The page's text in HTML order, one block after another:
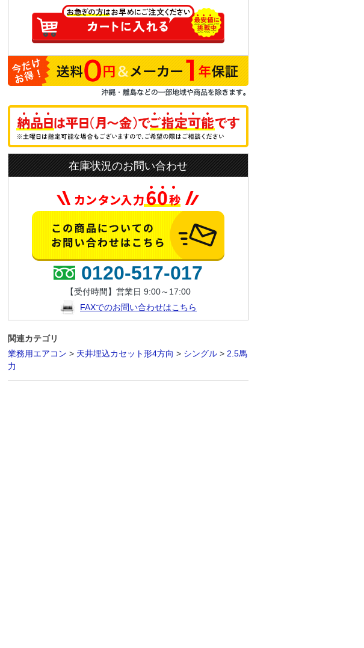
在庫状況のお問い合わせ
0120-517-017
【受付時間】営業日 9:00～17:00
FAXでのお問い合わせはこちら
関連カテゴリ
業務用エアコン > 天井埋込カセット形4方向 > シングル > 2.5馬
力